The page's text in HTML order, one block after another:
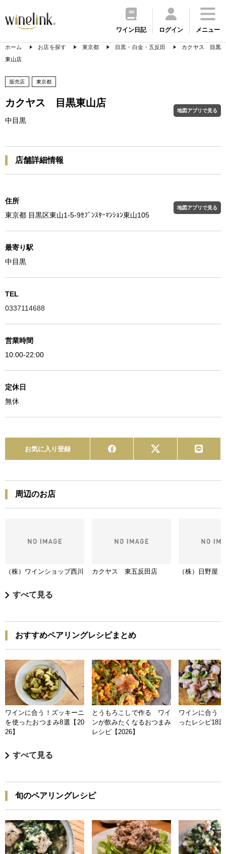
ワイン日記 ログイン メニュー
ホーム お店を探す 東京都 目黒・白金・五反田
カクヤス 目黒
東山店
販売店 東京都
カクヤス 目黒東山店
中目黒
地図アプリで見る
店舗詳細情報
住所
東京都 目黒区東山1-5-9ｾﾌﾞﾝｽﾀｰﾏﾝｼｮﾝ東山105
地図アプリで見る
最寄り駅
中目黒
TEL
0337114688
営業時間
10:00-22:00
定休日
無休
お気に入り登録
周辺のお店
（株）ワインショップ西川 カクヤス 東五反田店 （株）日野屋
すべて見る
おすすめペアリングレシピまとめ
ワインに合う！ズッキーニ
を使ったおつまみ8選【20
26】
とうもろこしで作る ワイ
ンが飲みたくなるおつまみ
レシピ【2026】
ワインに合う
ったレシピ18
すべて見る
旬のペアリングレシピ